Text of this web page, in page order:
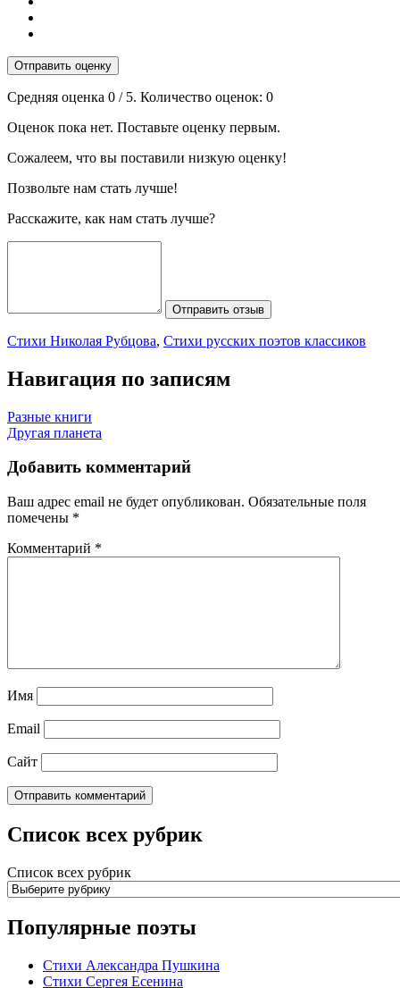
Отправить оценку
Средняя оценка 0 / 5. Количество оценок: 0
Оценок пока нет. Поставьте оценку первым.
Сожалеем, что вы поставили низкую оценку!
Позвольте нам стать лучше!
Расскажите, как нам стать лучше?
Отправить отзыв
Стихи Николая Рубцова, Стихи русских поэтов классиков
Навигация по записям
Разные книги
Другая планета
Добавить комментарий
Ваш адрес email не будет опубликован. Обязательные поля
помечены *
Комментарий *
Имя
Email
Сайт
Список всех рубрик
Список всех рубрик
Популярные поэты
Стихи Александра Пушкина
Стихи Сергея Есенина